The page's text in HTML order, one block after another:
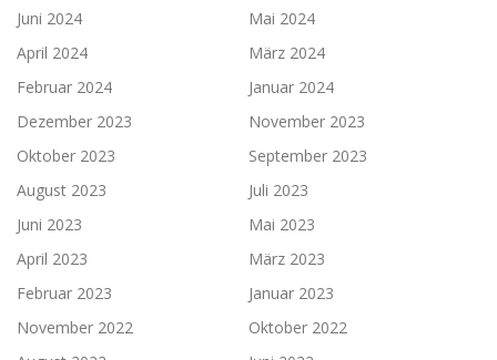
Juni 2024
Mai 2024
April 2024
März 2024
Februar 2024
Januar 2024
Dezember 2023
November 2023
Oktober 2023
September 2023
August 2023
Juli 2023
Juni 2023
Mai 2023
April 2023
März 2023
Februar 2023
Januar 2023
November 2022
Oktober 2022